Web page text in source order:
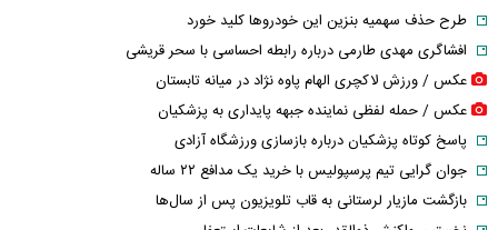
طرح حذف سهمیه بنزین این خودرو‌ها کلید خورد
افشاگری مهدی طارمی درباره رابطه احساسی با سحر قریشی
عکس / ورزش لاکچری الهام پاوه نژاد در میانه تابستان
عکس / حمله لفظی نماینده جبهه پایداری به پزشکیان
پاسخ کوتاه پزشکیان درباره بازسازی ورزشگاه آزادی
جوان گرایی تیم پرسپولیس با خرید یک مدافع ۲۲ ساله
بازگشت مازیار لرستانی به قاب تلویزیون پس از سال‌ها